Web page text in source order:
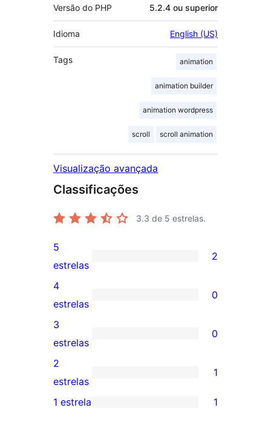
Versão do PHP 5.2.4 ou superior
Idioma English (US)
Tags animation
animation builder
animation wordpress
scroll scroll animation
Visualização avançada
Classificações
3.3 de 5 estrelas.
2
avaliações
com
5
estrelas
5
estrelas
2
0
avaliação
com
4
estrela
4
estrelas
0
0
avaliação
com
3
3
estrelas
0
1
avaliação
2
estrelas
1
1 estrela 1